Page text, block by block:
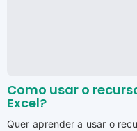
Como usar o
Excel?
Quer aprender a usar o